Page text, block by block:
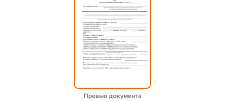
Превью документа